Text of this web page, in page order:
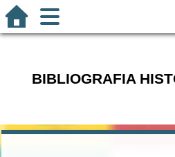
BIBLIOGRAFIA